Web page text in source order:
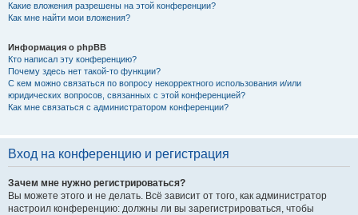
Какие вложения разрешены на этой конференции?
Как мне найти мои вложения?
Информация о phpBB
Кто написал эту конференцию?
Почему здесь нет такой-то функции?
С кем можно связаться по вопросу некорректного использования и/или
юридических вопросов, связанных с этой конференцией?
Как мне связаться с администратором конференции?
Вход на конференцию и регистрация
Зачем мне нужно регистрироваться?
Вы можете этого и не делать. Всё зависит от того, как администратор
настроил конференцию: должны ли вы зарегистрироваться, чтобы